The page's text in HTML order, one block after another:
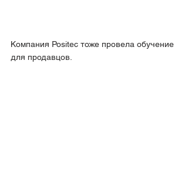
Компания Positec тоже провела обучение
для продавцов.